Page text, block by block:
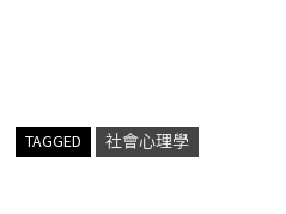
TAGGED 社會心理學